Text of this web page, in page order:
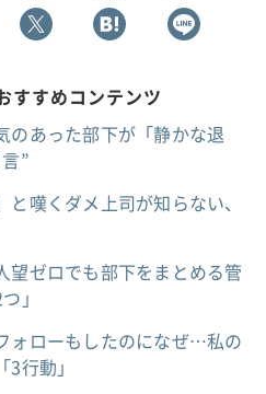
すすめコンテンツ
あった部下が「静かな退
”
と嘆くダメ上司が知らない、
望ゼロでも部下をまとめる管
」
ォローもしたのになぜ…私の
行動」